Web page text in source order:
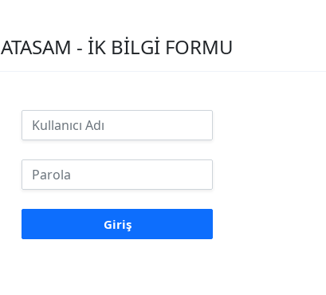
ATASAM - İK BİLGİ FORMU